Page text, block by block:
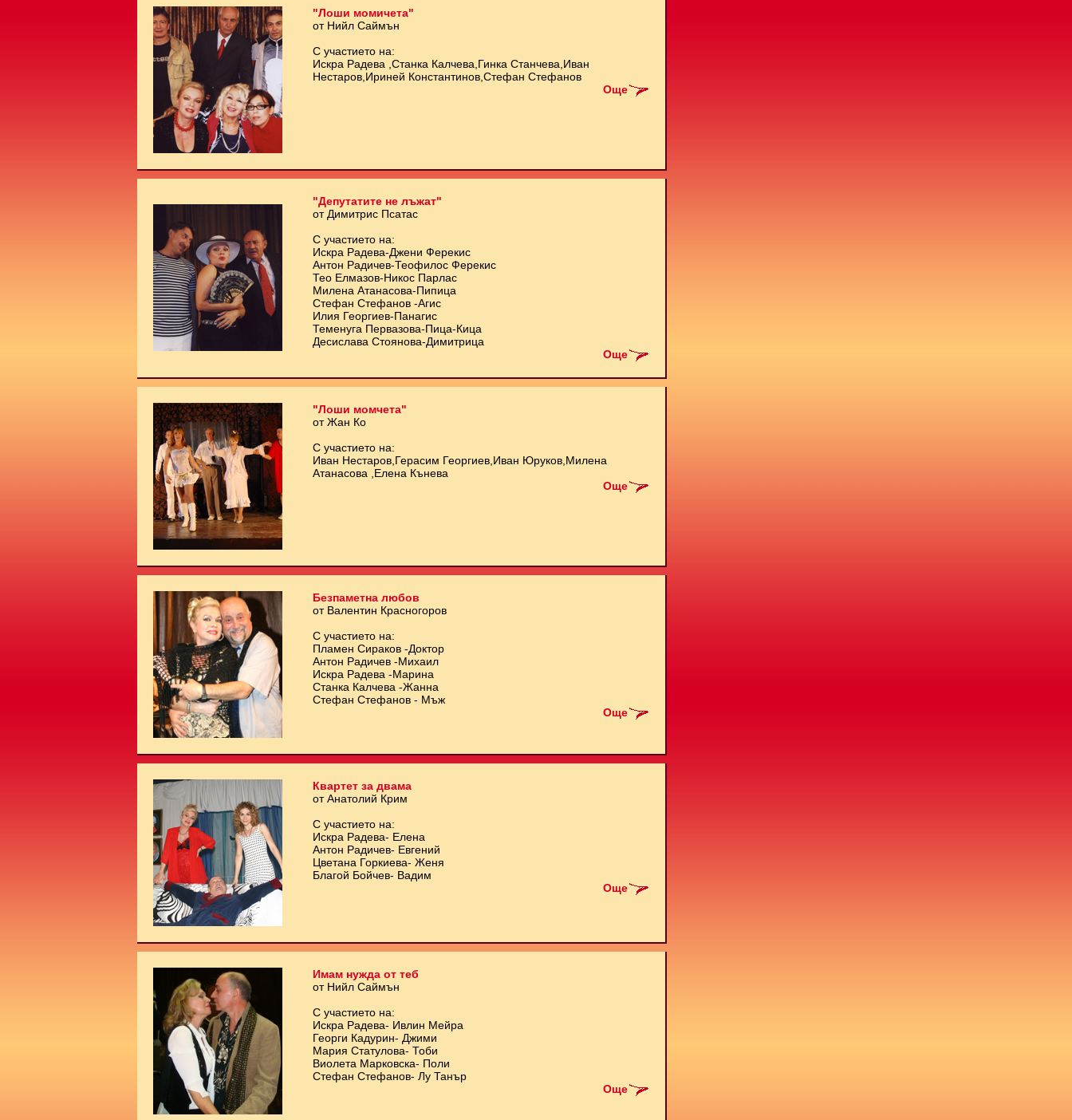
"Лоши момичета"
от Нийл Саймън
С участието на:
Искра Радева ,Станка Калчева,Гинка Станчева,Иван
Нестаров,Ириней Константинов,Стефан Стефанов
Още
"Депутатите не лъжат"
от Димитрис Псатас
С участието на:
Искра Радева-Джени Ферекис
Антон Радичев-Теофилос Ферекис
Тео Елмазов-Никос Парлас
Милена Атанасова-Пипица
Стефан Стефанов -Агис
Илия Георгиев-Панагис
Теменуга Первазова-Пица-Кица
Десислава Стоянова-Димитрица
Още
"Лоши момчета"
от Жан Ко
С участието на:
Иван Нестаров,Герасим Георгиев,Иван Юруков,Милена
Атанасова ,Елена Кънева
Още
Безпаметна любов
от Валентин Красногоров
С участието на:
Пламен Сираков -Доктор
Антон Радичев -Михаил
Искра Радева -Марина
Станка Калчева -Жанна
Стефан Стефанов - Мъж
Още
Квартет за двама
от Анатолий Крим
С участието на:
Искра Радева- Елена
Антон Радичев- Евгений
Цветана Горкиева- Женя
Благой Бойчев- Вадим
Още
Имам нужда от теб
от Нийл Саймън
С участието на:
Искра Радева- Ивлин Мейра
Георги Кадурин- Джими
Мария Статулова- Тоби
Виолета Марковска- Поли
Стефан Стефанов- Лу Танър
Още